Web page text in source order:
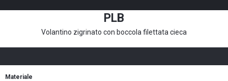
PLB
Volantino zigrinato con boccola filettata cieca
Materiale